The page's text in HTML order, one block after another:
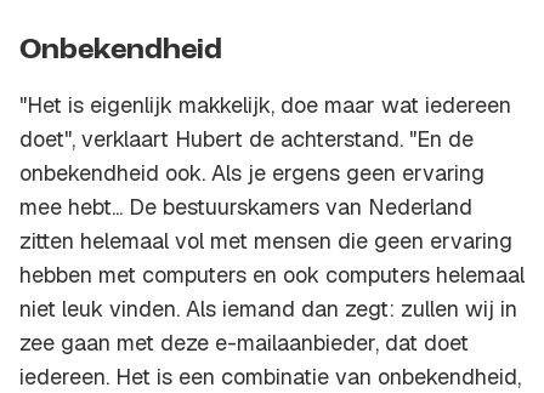
Onbekendheid
"Het is eigenlijk makkelijk, doe maar wat iedereen
doet", verklaart Hubert de achterstand. "En de
onbekendheid ook. Als je ergens geen ervaring
mee hebt... De bestuurskamers van Nederland
zitten helemaal vol met mensen die geen ervaring
hebben met computers en ook computers helemaal
niet leuk vinden. Als iemand dan zegt: zullen wij in
zee gaan met deze e-mailaanbieder, dat doet
iedereen. Het is een combinatie van onbekendheid,